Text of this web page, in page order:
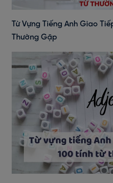
Từ Vựng Tiếng Anh Giao
Thường Gặp